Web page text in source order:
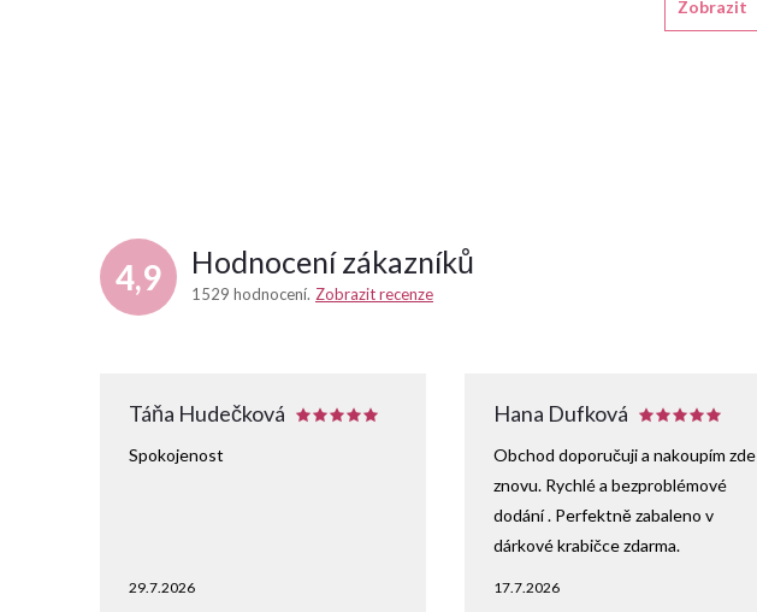
Zobrazit
4,9 Hodnocení zákazníků
1529 hodnocení Zobrazit recenze
Táňa Hudečková
29.7.2026
Spokojenost
Hana Dufková
17.7.2026
Obchod doporučuji a nakoupím zde
znovu. Rychlé a bezproblémové
dodání . Perfektně zabaleno v
dárkové krabičce zdarma.